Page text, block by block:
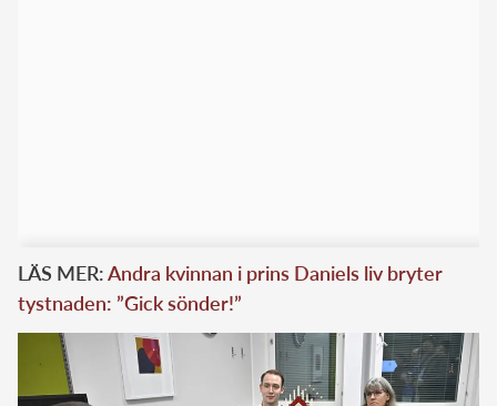
LÄS MER:Andra kvinnan i prins Daniels liv bryter
tystnaden: ”Gick sönder!”